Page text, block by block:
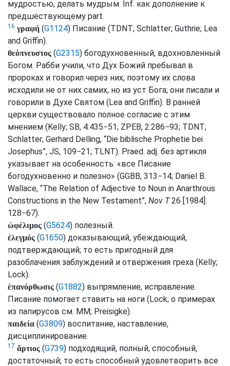
мудростью, делать мудрым. Inf. как дополнение к
предшествующему part.
16 γραφή (G1124) Писание (TDNT; Schlatter; Guthrie; Lea
and Griffin).
θεόπνευστος (G2315) богодухновенный, вдохновленный
Богом. Рабби учили, что Дух Божий пребывал в
пророках и говорил через них, поэтому их слова
исходили не от них самих, но из уст Бога; они писали и
говорили в Духе Святом (Lea and Griffin). В ранней
церкви существовало полное согласие с этим
мнением (Kelly; SB, 4:435−51; ZPEB, 2:286−93; TDNT;
Schlatter; Gerhard Delling, “Die biblische Prophetie bei
Josephus”, JS, 109−21; TLNT). Praed. adj. без артикля
указывает на особенность: «все Писание
богодухновенно и полезно» (GGBB, 313−14; Daniel B.
Wallace, “The Relation of Adjective to Noun in Anarthrous
Constructions in the New Testament”, Nov T26 [1984]:
128−67).
ὠφέλιμος (G5624) полезный.
ἐλεγμός (G1650) доказывающий, убеждающий,
подтверждающий; то есть пригодный для
разоблачения заблуждений и отвержения греха (Kelly;
Lock).
ἐπανόρθωσις (G1882) выпрямление, исправление.
Писание помогает ставить на ноги (Lock; о примерах
из папирусов см. MM; Preisigke).
παιδεία (G3809) воспитание, наставление,
дисциплинирование.
17 ἄρτιος (G739) подходящий, полный, способный,
достаточный; то есть способный удовлетворить все